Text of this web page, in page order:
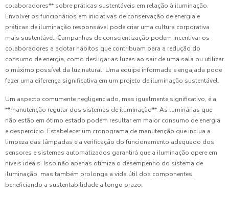
colaboradores** sobre práticas sustentáveis em relação à iluminação.
Envolver os funcionários em iniciativas de conservação de energia e
práticas de iluminação responsável pode criar uma cultura corporativa
mais sustentável. Campanhas de conscientização podem incentivar os
colaboradores a adotar hábitos que contribuam para a redução do
consumo de energia, como desligar as luzes ao sair de uma sala ou utilizar
o máximo possível da luz natural. Uma equipe informada e engajada pode
fazer uma diferença significativa em um projeto de iluminação sustentável.
Um aspecto comumente negligenciado, mas igualmente significativo, é a
**manutenção regular dos sistemas de iluminação**. As luminárias que
não estão em ótimo estado podem resultar em maior consumo de energia
e desperdício. Estabelecer um cronograma de manutenção que inclua a
limpeza das lâmpadas e a verificação do funcionamento adequado dos
sensores e sistemas automatizados garantirá que a iluminação opere em
níveis ideais. Isso não apenas otimiza o desempenho do sistema de
iluminação, mas também prolonga a vida útil dos componentes,
beneficiando a sustentabilidade a longo prazo.